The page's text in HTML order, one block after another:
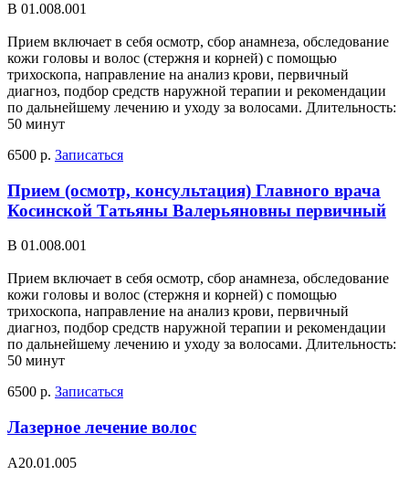
В 01.008.001
Прием включает в себя осмотр, сбор анамнеза, обследование
кожи головы и волос (стержня и корней) с помощью
трихоскопа, направление на анализ крови, первичный
диагноз, подбор средств наружной терапии и рекомендации
по дальнейшему лечению и уходу за волосами. Длительность:
50 минут
6500 р. Записаться
Прием (осмотр, консультация) Главного врача
Косинской Татьяны Валерьяновны первичный
В 01.008.001
Прием включает в себя осмотр, сбор анамнеза, обследование
кожи головы и волос (стержня и корней) с помощью
трихоскопа, направление на анализ крови, первичный
диагноз, подбор средств наружной терапии и рекомендации
по дальнейшему лечению и уходу за волосами. Длительность:
50 минут
6500 р. Записаться
Лазерное лечение волос
А20.01.005